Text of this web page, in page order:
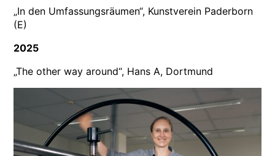
„In den Umfassungsräumen“, Kunstverein Paderborn
(E)
2025
„The other way around“, Hans A, Dortmund